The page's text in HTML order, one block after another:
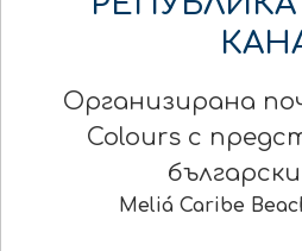
Организирана
Colours с
Meliá Caribe